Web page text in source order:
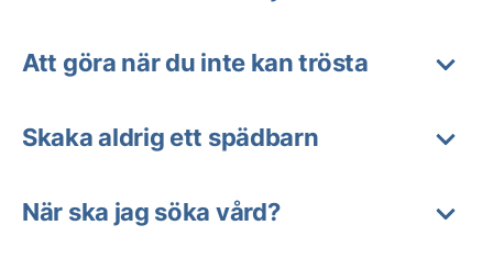
Att göra när du inte kan trösta
Skaka aldrig ett spädbarn
När ska jag söka vård?